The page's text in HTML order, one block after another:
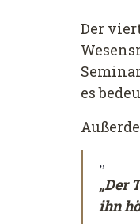
Der
es
„Der
ihn